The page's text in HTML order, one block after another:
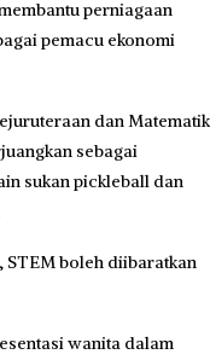
perniagaan
pemacu ekonomi
dan Matematik
sebagai
sukan pickleball dan
STEM boleh diibaratkan
wanita dalam